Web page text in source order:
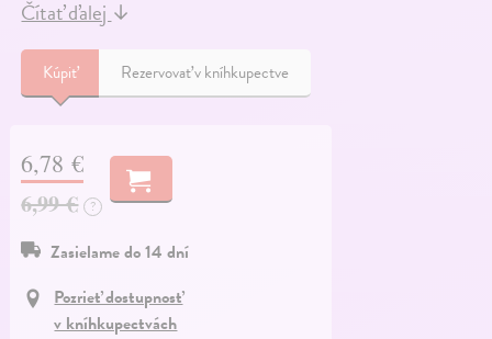
Čítať ďalej↓
Kúpiť Rezervovať v kníhkupectve
6,78 €
6,99 € ?
Zasielame do 14 dní
Pozrieť dostupnosť
v kníhkupectvách